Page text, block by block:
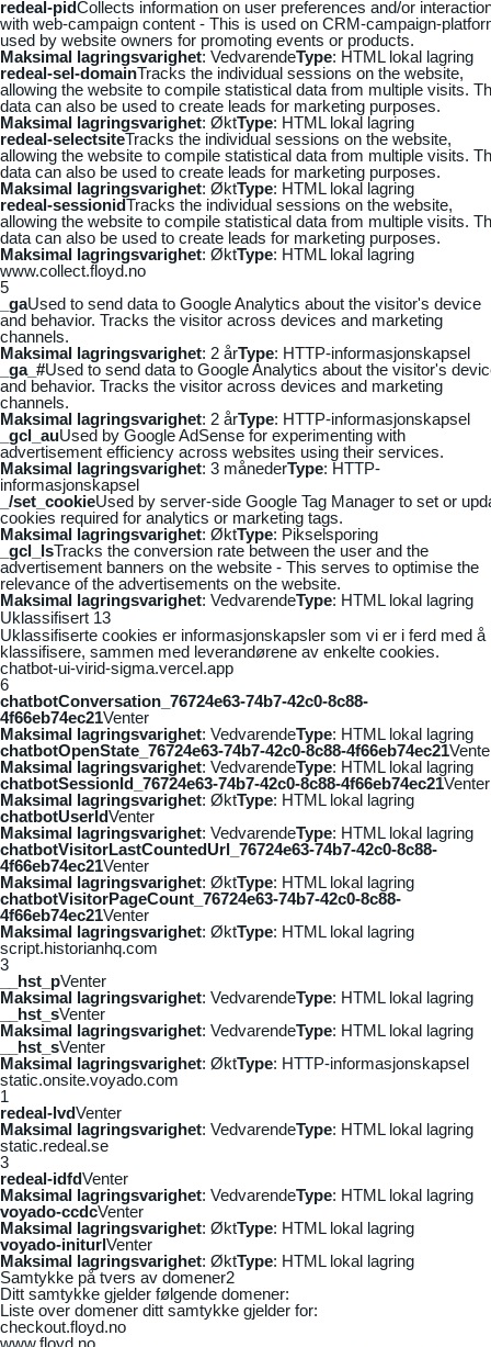
redeal-pidCollects information on user preferences and/or
with web-campaign content - This is used on CRM-campaign-
used by website owners for promoting events or products.
Maksimal lagringsvarighet: VedvarendeType: HTML lokal lagring
redeal-sel-domainTracks the individual sessions on the website,
allowing the website to compile statistical data from multiple visits.
data can also be used to create leads for marketing purposes.
Maksimal lagringsvarighet: ØktType: HTML lokal lagring
redeal-selectsiteTracks the individual sessions on the website,
allowing the website to compile statistical data from multiple visits.
data can also be used to create leads for marketing purposes.
Maksimal lagringsvarighet: ØktType: HTML lokal lagring
redeal-sessionidTracks the individual sessions on the website,
allowing the website to compile statistical data from multiple visits.
data can also be used to create leads for marketing purposes.
Maksimal lagringsvarighet: ØktType: HTML lokal lagring
www.collect.floyd.no
5
_gaUsed to send data to Google Analytics about the visitor's device
and behavior. Tracks the visitor across devices and marketing
channels.
Maksimal lagringsvarighet: 2 årType: HTTP-informasjonskapsel
_ga_#Used to send data to Google Analytics about the visitor's
and behavior. Tracks the visitor across devices and marketing
channels.
Maksimal lagringsvarighet: 2 årType: HTTP-informasjonskapsel
_gcl_auUsed by Google AdSense for experimenting with
advertisement efficiency across websites using their services.
Maksimal lagringsvarighet: 3 månederType: HTTP-
informasjonskapsel
_/set_cookieUsed by server-side Google Tag Manager to set or
cookies required for analytics or marketing tags.
Maksimal lagringsvarighet: ØktType: Pikselsporing
_gcl_lsTracks the conversion rate between the user and the
advertisement banners on the website - This serves to optimise the
relevance of the advertisements on the website.
Maksimal lagringsvarighet: VedvarendeType: HTML lokal lagring
Uklassifisert 13
Uklassifiserte cookies er informasjonskapsler som vi er i ferd med å
klassifisere, sammen med leverandørene av enkelte cookies.
chatbot-ui-virid-sigma.vercel.app
6
chatbotConversation_76724e63-74b7-42c0-8c88-
4f66eb74ec21Venter
Maksimal lagringsvarighet: VedvarendeType: HTML lokal lagring
chatbotOpenState_76724e63-74b7-42c0-8c88-4f66eb74ec21
Maksimal lagringsvarighet: VedvarendeType: HTML lokal lagring
chatbotSessionId_76724e63-74b7-42c0-8c88-4f66eb74ec21Venter
Maksimal lagringsvarighet: ØktType: HTML lokal lagring
chatbotUserIdVenter
Maksimal lagringsvarighet: VedvarendeType: HTML lokal lagring
chatbotVisitorLastCountedUrl_76724e63-74b7-42c0-8c88-
4f66eb74ec21Venter
Maksimal lagringsvarighet: ØktType: HTML lokal lagring
chatbotVisitorPageCount_76724e63-74b7-42c0-8c88-
4f66eb74ec21Venter
Maksimal lagringsvarighet: ØktType: HTML lokal lagring
script.historianhq.com
3
__hst_pVenter
Maksimal lagringsvarighet: VedvarendeType: HTML lokal lagring
__hst_sVenter
Maksimal lagringsvarighet: VedvarendeType: HTML lokal lagring
__hst_sVenter
Maksimal lagringsvarighet: ØktType: HTTP-informasjonskapsel
static.onsite.voyado.com
1
redeal-lvdVenter
Maksimal lagringsvarighet: VedvarendeType: HTML lokal lagring
static.redeal.se
3
redeal-idfdVenter
Maksimal lagringsvarighet: VedvarendeType: HTML lokal lagring
voyado-ccdcVenter
Maksimal lagringsvarighet: ØktType: HTML lokal lagring
voyado-initurlVenter
Maksimal lagringsvarighet: ØktType: HTML lokal lagring
Samtykke på tvers av domener2
Ditt samtykke gjelder følgende domener:
Liste over domener ditt samtykke gjelder for:
checkout.floyd.no
www.floyd.no